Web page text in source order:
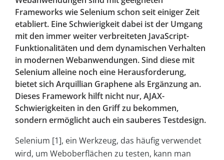
Frameworks wie Selenium schon seit einiger Zeit
etabliert. Eine Schwierigkeit dabei ist der Umgang
mit den immer weiter verbreiteten JavaScript-
Funktionalitäten und dem dynamischen Verhalten
in modernen Webanwendungen. Sind diese mit
Selenium alleine noch eine Herausforderung,
bietet sich Arquillian Graphene als Ergänzung an.
Dieses Framework hilft nicht nur, AJAX-
Schwierigkeiten in den Griff zu bekommen,
sondern ermöglicht auch ein sauberes Testdesign.
Selenium [1], ein Werkzeug, das häufig verwendet
wird, um Weboberflächen zu testen, kann man